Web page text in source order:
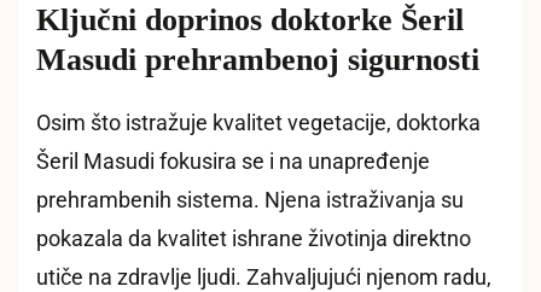
Ključni doprinos doktorke Šeril
Masudi prehrambenoj sigurnosti
Osim što istražuje kvalitet vegetacije, doktorka
Šeril Masudi fokusira se i na unapređenje
prehrambenih sistema. Njena istraživanja su
pokazala da kvalitet ishrane životinja direktno
utiče na zdravlje ljudi. Zahvaljujući njenom radu,